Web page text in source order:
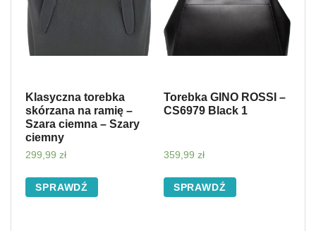
Klasyczna torebka
skórzana na ramię –
Szara ciemna – Szary
ciemny
299,99 zł
SPRAWDŹ
Torebka GINO ROSSI –
CS6979 Black 1
359,99 zł
SPRAWDŹ